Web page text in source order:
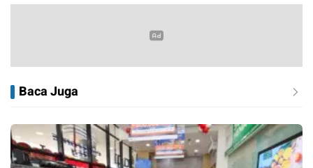
Baca Juga